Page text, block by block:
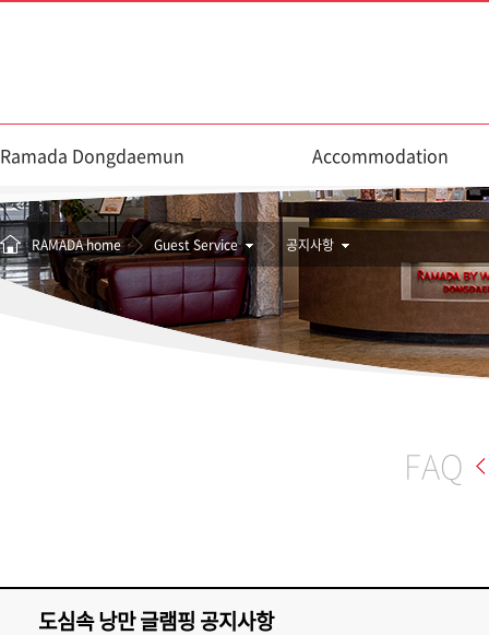
Ramada Dongdaemun Accommodation
RAMADA home Guest Service 공지사항
FAQ
도심속 낭만 글램핑 공지사항